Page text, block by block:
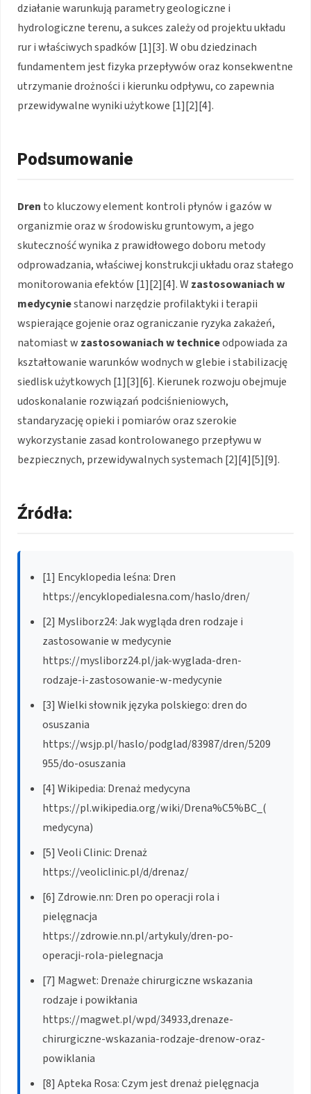
działanie warunkują parametry geologiczne i
hydrologiczne terenu, a sukces zależy od projektu układu
rur i właściwych spadków [1][3]. W obu dziedzinach
fundamentem jest fizyka przepływów oraz konsekwentne
utrzymanie drożności i kierunku odpływu, co zapewnia
przewidywalne wyniki użytkowe [1][2][4].
Podsumowanie
Dren to kluczowy element kontroli płynów i gazów w
organizmie oraz w środowisku gruntowym, a jego
skuteczność wynika z prawidłowego doboru metody
odprowadzania, właściwej konstrukcji układu oraz stałego
monitorowania efektów [1][2][4]. W zastosowaniach w
medycyniestanowi narzędzie profilaktyki i terapii
wspierające gojenie oraz ograniczanie ryzyka zakażeń,
natomiast w zastosowaniach w techniceodpowiada za
kształtowanie warunków wodnych w glebie i stabilizację
siedlisk użytkowych [1][3][6]. Kierunek rozwoju obejmuje
udoskonalanie rozwiązań podciśnieniowych,
standaryzację opieki i pomiarów oraz szerokie
wykorzystanie zasad kontrolowanego przepływu w
bezpiecznych, przewidywalnych systemach [2][4][5][9].
Źródła:
[1] Encyklopedia leśna: Dren
https://encyklopedialesna.com/haslo/dren/
[2] Mysliborz24: Jak wygląda dren rodzaje i
zastosowanie w medycynie
https://mysliborz24.pl/jak-wyglada-dren-
rodzaje-i-zastosowanie-w-medycynie
[3] Wielki słownik języka polskiego: dren do
osuszania
https://wsjp.pl/haslo/podglad/83987/dren/5209
955/do-osuszania
[4] Wikipedia: Drenaż medycyna
https://pl.wikipedia.org/wiki/Drena%C5%BC_(
medycyna)
[5] Veoli Clinic: Drenaż
https://veoliclinic.pl/d/drenaz/
[6] Zdrowie.nn: Dren po operacji rola i
pielęgnacja
https://zdrowie.nn.pl/artykuly/dren-po-
operacji-rola-pielegnacja
[7] Magwet: Drenaże chirurgiczne wskazania
rodzaje i powikłania
https://magwet.pl/wpd/34933,drenaze-
chirurgiczne-wskazania-rodzaje-drenow-oraz-
powiklania
[8] Apteka Rosa: Czym jest drenaż pielęgnacja